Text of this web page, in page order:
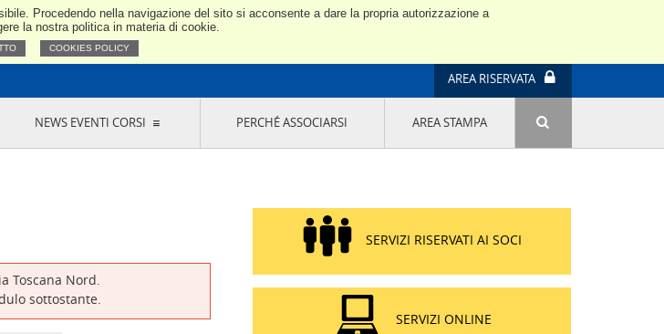
Procedendo nella navigazione del sito si acconsente a dare la propria autorizzazione a
la nostra politica in materia di cookie.
COOKIES POLICY
Toscana Nord
AREA RISERVATA
GRUPPI DI ACQUISTO
EDIZIONE
PROGETTO LU.ME.
IL MANAGER DELLA SOSTENIBILITÀ NEL
DISTRETTO TESSILE PRATESE
GRUPPO IMPRENDITORIA FEMMINILE
SOSTENIBILITÀ
NEWS EVENTI CORSI PERCHÉ ASSOCIARSI AREA STAMPA
Toscana Nord.
sottostante.
SERVIZI RISERVATI AI SOCI
SERVIZI ONLINE